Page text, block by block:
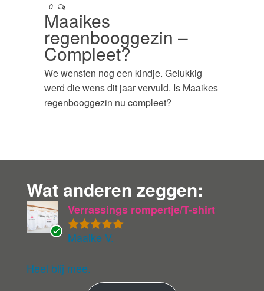
0
Maaikes
regenbooggezin –
Compleet?
We wensten nog een kindje. Gelukkig
werd die wens dit jaar vervuld. Is Maaikes
regenbooggezin nu compleet?
Wat anderen zeggen:
eri
Gewaardeer
Verrassings rompertje/T-shirt
Maaike V.
Heel blij mee.